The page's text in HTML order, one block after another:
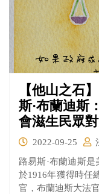
【他山之石
斯·布蘭迪斯
會滋生民眾對
2022-09-25
路易斯·布蘭迪斯
於1916年獲得時任
官，布蘭迪斯大法